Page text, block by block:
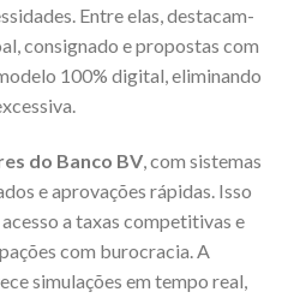
Entre elas, destacam-
consignado e propostas com
100% digital, eliminando
do Banco BV, com sistemas
e aprovações rápidas. Isso
a taxas competitivas e
com burocracia. A
simulações em tempo real,